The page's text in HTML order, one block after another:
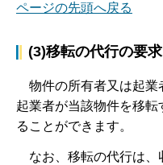
ページの先頭へ戻る
(3)移転の代行の要求
物件の所有者又は起業
起業者が当該物件を移
ることができます。
なお、移転の代行は、